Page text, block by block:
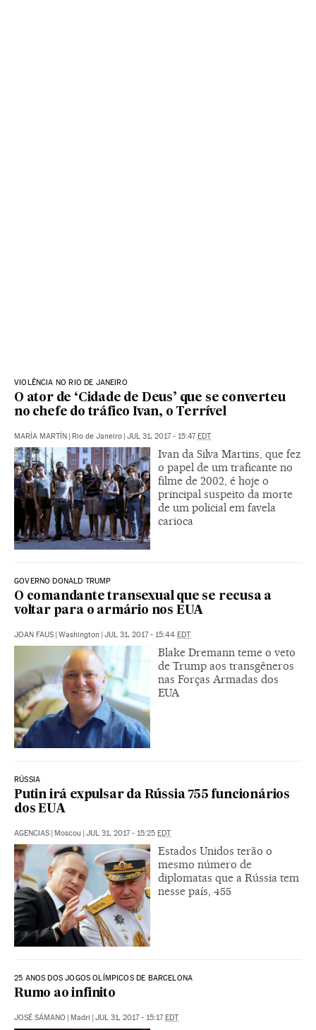
VIOLÊNCIA NO RIO DE JANEIRO
O ator de ‘Cidade de Deus’ que se converteu
no chefe do tráfico Ivan, o Terrível
MARÍA MARTÍN | Rio de Janeiro | JUL 31, 2017 - 15:47EDT
Ivan da Silva Martins, que fez
o papel de um traficante no
filme de 2002, é hoje o
principal suspeito da morte
de um policial em favela
carioca
GOVERNO DONALD TRUMP
O comandante transexual que se recusa a
voltar para o armário nos EUA
JOAN FAUS | Washington | JUL 31, 2017 - 15:44 EDT
Blake Dremann teme o veto
de Trump aos transgêneros
nas Forças Armadas dos
EUA
RÚSSIA
Putin irá expulsar da Rússia 755 funcionários
dos EUA
AGENCIAS | Moscou | JUL 31, 2017 - 15:25 EDT
Estados Unidos terão o
mesmo número de
diplomatas que a Rússia tem
nesse país, 455
25 ANOS DOS JOGOS OLÍMPICOS DE BARCELONA
Rumo ao infinito
JOSÉ SÁMANO | Madri | JUL 31, 2017 - 15:17EDT